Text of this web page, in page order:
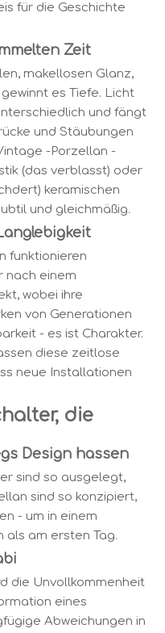
für die Geschichte
Zeit
makellosen Glanz,
es Tiefe. Licht
und fängt
und Stäubungen
-Porzellan -
(das verblasst) oder
keramischen
und gleichmäßig.
funktionieren
nach einem
wobei ihre
von Generationen
- es ist Charakter.
diese zeitlose
neue Installationen
die
Design hassen
sind so ausgelegt,
sind so konzipiert,
- um in einem
als am ersten Tag.
die Unvollkommenheit
eines
Abweichungen in